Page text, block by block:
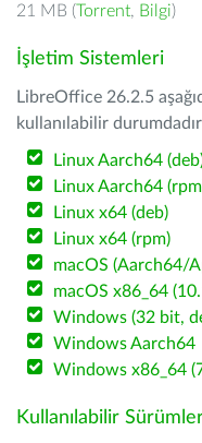
21 MB (Torrent, Bilgi)
İşletim Sistemleri
LibreOffice 26.2.5
kullanılabilir
Linux Aarch64
Linux Aarch64
Linux x64 (deb)
Linux x64 (rpm)
macOS (Aarch64/
macOS x86_64
Windows (32 bit,
Windows Aarch64
Windows x86_64
Kullanılabilir